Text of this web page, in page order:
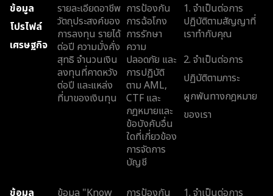
ข้อมูล
โปรไฟล์
เศรษฐกิจ
รายละเอียดอาชีพ
วัตถุประสงค์ของ
การลงทุน รายได้
ต่อปี ความมั่งคั่ง
สุทธิ จำนวนเงิน
ลงทุนที่คาดหวัง
ต่อปี และแหล่ง
ที่มาของเงินทุน
การป้องกัน
การฉ้อโกง
การรักษา
ความ
ปลอดภัย และ
การปฏิบัติ
ตาม AML,
CTF และ
กฎหมายและ
ข้อบังคับอื่น
ใดที่เกี่ยวข้อง
การจัดการ
บัญชี
1. จำเป็นต่อการ
ปฏิบัติตามสัญญาที่
เราทำกับคุณ
2. จำเป็นต่อการ
ปฏิบัติตามภาระ
ผูกพันทางกฎหมาย
ของเรา
ข้อมูล ข้อมูล "Know การป้องกัน 1. จำเป็นต่อการ